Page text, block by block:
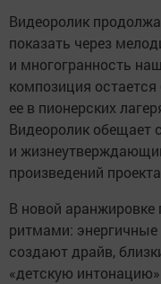
Видеоролик
показать через
и многогранность
композиция остается
ее в пионерских
Видеоролик
и
произведений
В новой
ритмами:
создают драйв,
«детскую